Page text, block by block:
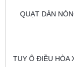
QUẠT DÀN
TUY Ô ĐIỀU HÒA